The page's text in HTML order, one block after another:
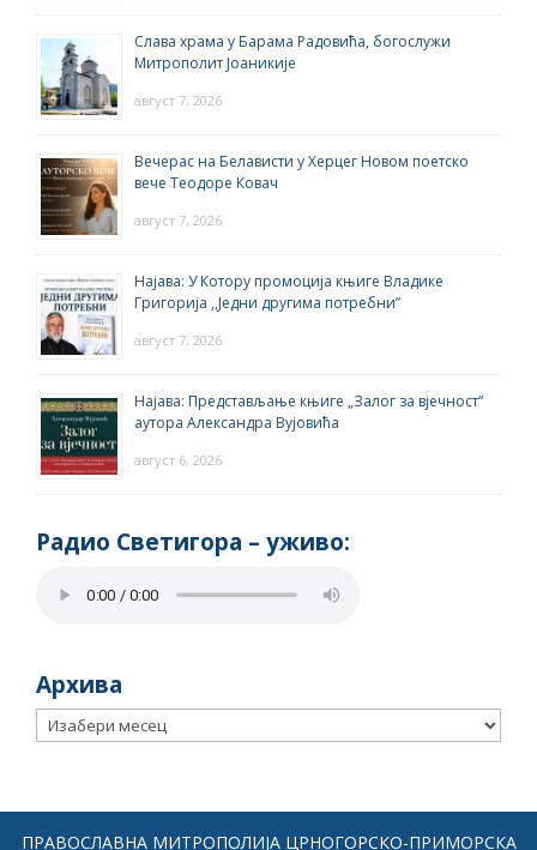
Слава храма у Барама Радовића, богослужи
Митрополит Јоаникије
август 7, 2026
Вечерас на Белависти у Херцег Новом поетско
вече Теодоре Ковач
август 7, 2026
Најава: У Котору промоција књиге Владике
Григорија ,,Једни другима потребни”
август 7, 2026
Најава: Представљање књиге „Залог за вјечност“
аутора Александра Вујовића
август 6, 2026
Радио Светигора – yживо:
Архива
Архива
ПРАВОСЛАВНА МИТРОПОЛИЈА ЦРНОГОРСКО-ПРИМОРСКА